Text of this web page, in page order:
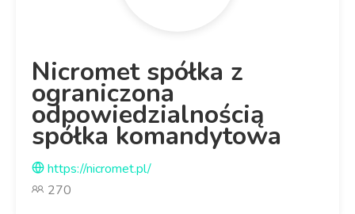
Nicromet spółka z
ograniczona
odpowiedzialnością
spółka komandytowa
https://nicromet.pl/
270